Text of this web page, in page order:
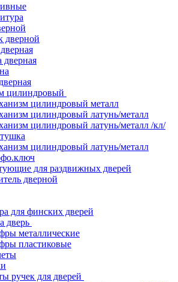
дверной
дверная
цилиндровый
цилиндровый металл
цилиндровый латунь/металл
цилиндровый латунь/металл /кл/
цилиндровый латунь/металл
для раздвижных дверей
дверной
для финских дверей
дверь
металлические
пластиковые
ручек для дверей